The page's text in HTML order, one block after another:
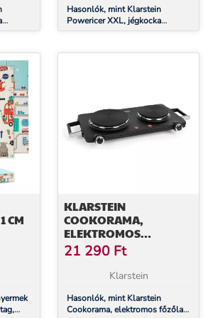
Hasonlók, mint Klarstein
Powericer XXL, jégkocka
készítő, ipari berendezés
CM
KLARSTEIN
COOKORAMA,
ELEKTROMOS
FŐZŐLAP, KÉT
FŐZŐLAP, 1900 - 2250
W, 150/180 MM Ø, 5
21 290 Ft
Klarstein
Hasonlók, mint Klarstein
Cookorama, elektromos főzőlap,